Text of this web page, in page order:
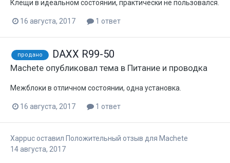
Клещи в идеальном состоянии, практически не пользовался.
16 августа, 2017 1 ответ
продано DAXX R99-50
Machete опубликовал тема в Питание и проводка
Межблоки в отличном состоянии, одна установка.
16 августа, 2017 1 ответ
Xappuc оставил Положительный отзыв для Machete
14 августа, 2017